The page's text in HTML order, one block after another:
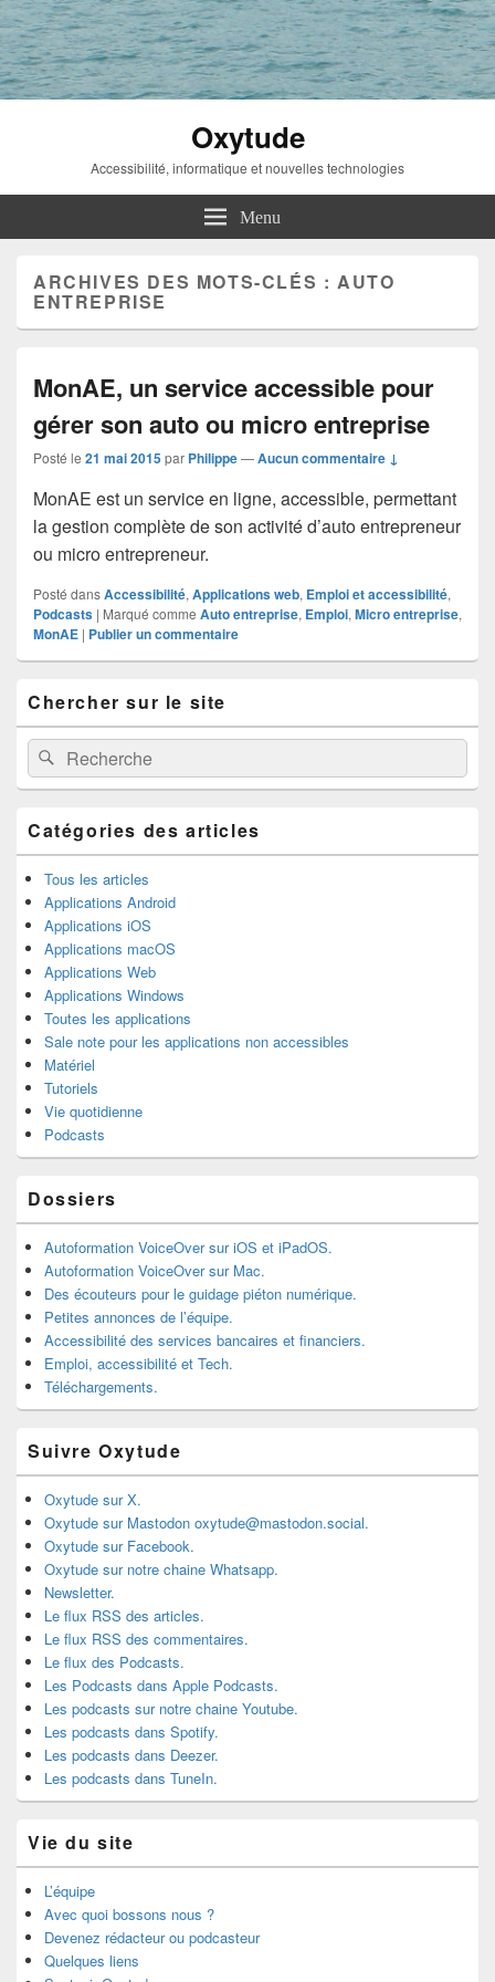
Oxytude
Accessibilité, informatique et nouvelles technologies
Menu
ARCHIVES DES MOTS-CLÉS : AUTO
ENTREPRISE
MonAE, un service accessible pour
gérer son auto ou micro entreprise
Posté le 21 mai 2015par Philippe—Aucun commentaire ↓
MonAE est un service en ligne, accessible, permettant
la gestion complète de son activité d’auto entrepreneur
ou micro entrepreneur.
Posté dansAccessibilité, Applications web, Emploi et accessibilité,
Podcasts | Marqué comme Auto entreprise, Emploi, Micro entreprise,
MonAE | Publier un commentaire
principale
de
widget
pour
la
latérale
Chercher sur le site
Recherche :Rechercher
Catégories des articles
Tous les articles
Applications Android
Applications iOS
Applications macOS
Applications Web
Applications Windows
Toutes les applications
Sale note pour les applications non accessibles
Matériel
Tutoriels
Vie quotidienne
Podcasts
Dossiers
Autoformation VoiceOver sur iOS et iPadOS.
Autoformation VoiceOver sur Mac.
Des écouteurs pour le guidage piéton numérique.
Petites annonces de l’équipe.
Accessibilité des services bancaires et financiers.
Emploi, accessibilité et Tech.
Téléchargements.
Suivre Oxytude
Oxytude sur X.
Oxytude sur Mastodon oxytude@mastodon.social.
Oxytude sur Facebook.
Oxytude sur notre chaine Whatsapp.
Newsletter.
Le flux RSS des articles.
Le flux RSS des commentaires.
Le flux des Podcasts.
Les Podcasts dans Apple Podcasts.
Les podcasts sur notre chaine Youtube.
Les podcasts dans Spotify.
Les podcasts dans Deezer.
Les podcasts dans TuneIn.
Vie du site
L’équipe
Avec quoi bossons nous ?
Devenez rédacteur ou podcasteur
Quelques liens